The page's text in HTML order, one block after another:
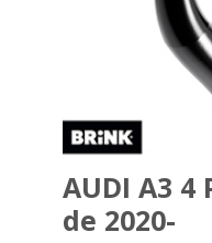
AUDI A3 4
de 2020-